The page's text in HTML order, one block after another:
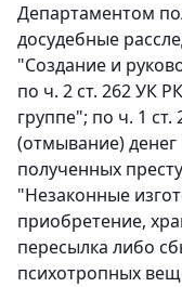
Департаментом
досудебные
"Создание и
по ч. 2 ст. 262 УК
группе"; по ч. 1
(отмывание)
полученных
"Незаконные
приобретение,
пересылка либо
психотропных